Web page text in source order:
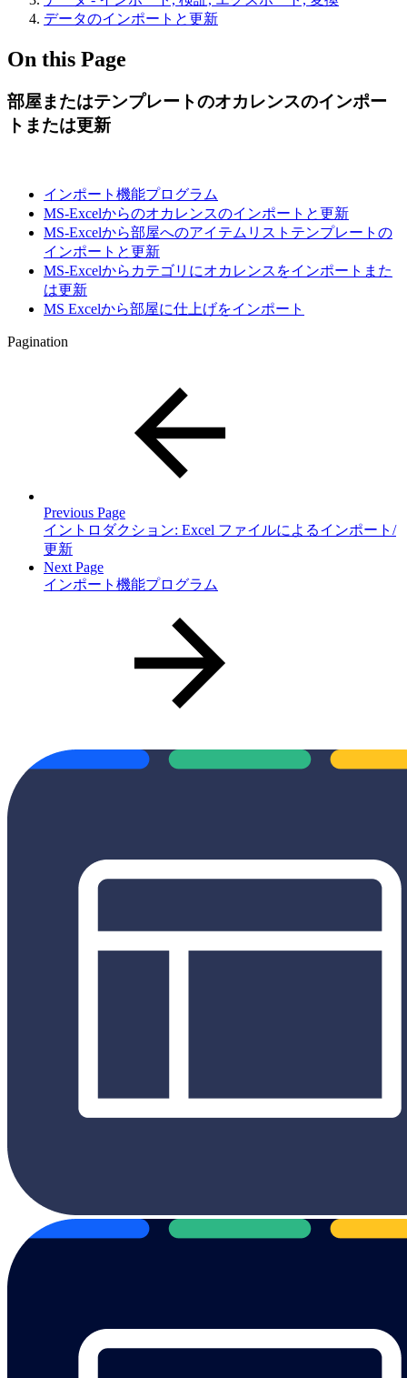
データのインポートと更新
On this Page
部屋またはテンプレートのオカレンスのインポー
トまたは更新
インポート機能プログラム
MS-Excelからのオカレンスのインポートと更新
MS-Excelから部屋へのアイテムリストテンプレートの
インポートと更新
MS-Excelからカテゴリにオカレンスをインポートまた
は更新
MS Excelから部屋に仕上げをインポート
Pagination
Previous Page
イントロダクション: Excel ファイルによるインポート/
更新
Next Page
インポート機能プログラム